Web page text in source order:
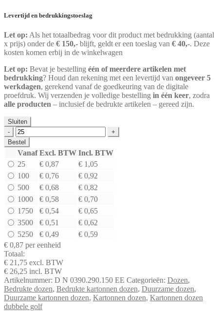
Levertijd en bedrukkingstoeslag
Let op: Als het totaalbedrag voor dit product met bedrukking (aantal
x prijs) onder de € 150,- blijft, geldt er een toeslag van € 40,-. Deze
kosten komen erbij in de winkelwagen
Let op: Bevat je bestelling één of meerdere artikelen met
bedrukking? Houd dan rekening met een levertijd van ongeveer 5
werkdagen, gerekend vanaf de goedkeuring van de digitale
proefdruk. Wij verzenden je volledige bestelling in één keer, zodra
alle producten – inclusief de bedrukte artikelen – gereed zijn.
Sluiten
Kartonnen
doos
dubbele
golf
(EE)
bruin
390
x
290
x
150
mm
aantal
Bestel
Vanaf Excl. BTW Incl. BTW
25
€ 0,87
€ 1,05
100
€ 0,76
€ 0,92
500
€ 0,68
€ 0,82
1000
€ 0,58
€ 0,70
1750
€ 0,54
€ 0,65
3500
€ 0,51
€ 0,62
5250
€ 0,49
€ 0,59
€ 0,87 per eenheid
Totaal:
€ 21,75 excl. BTW
€ 26,25 incl. BTW
Artikelnummer: D N 0390.290.150 EE Categorieën: Dozen,
Bedrukte dozen, Bedrukte kartonnen dozen, Duurzame dozen,
Duurzame kartonnen dozen, Kartonnen dozen, Kartonnen dozen
dubbele golf